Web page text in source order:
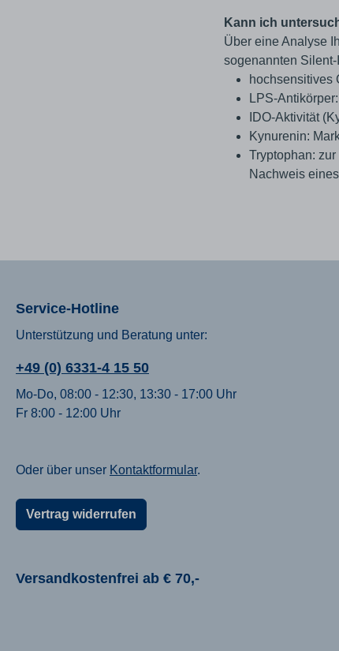
Kann ich
Über eine Analyse
sogenannten
hochsensitives
LPS-
IDO-Aktivität
Kynurenin:
Tryptophan:
Nachweis
Service-Hotline
Unterstützung und Beratung unter:
+49 (0) 6331-4 15 50
Mo-Do, 08:00 - 12:30, 13:30 - 17:00 Uhr
Fr 8:00 - 12:00 Uhr
Oder über unser Kontaktformular.
Vertrag widerrufen
Versandkostenfrei ab € 70,-